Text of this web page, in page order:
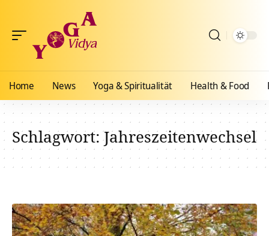
Home News Yoga & Spiritualität Health & Food
Schlagwort:Jahreszeitenwechsel